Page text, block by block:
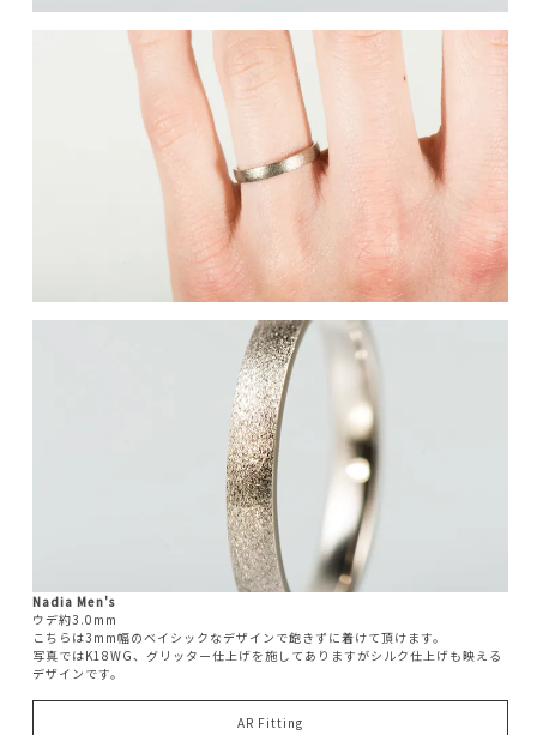
Nadia Men's
ウデ約3.0mm
こちらは3mm幅のベイシックなデザインで飽きずに着けて頂けます。
写真ではK18WG、グリッター仕上げを施してありますがシルク仕上げも映える
デザインです。
AR Fitting